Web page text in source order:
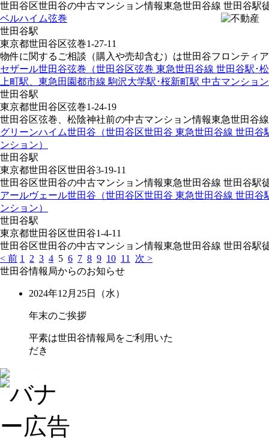
世田谷区世田谷の中古マンション情報東急世田谷線 世田谷駅
ベルハイム弦巻
世田谷駅
東京都世田谷区弦巻1-27-11
物件に関するご相談（購入や売却含む）は世田谷フロンティ
セザール世田谷弦巻（世田谷区弦巻 東急世田谷線 世田谷駅･
上町駅、東急田園都市線 駒沢大学駅･桜新町駅 中古マンショ
世田谷駅
東京都世田谷区弦巻1-24-19
世田谷区弦巻、松陰神社前の中古マンション情報東急世田谷
グリーンハイム世田谷（世田谷区世田谷 東急世田谷線 世田谷
ンション）
世田谷駅
東京都世田谷区世田谷3-19-11
世田谷区世田谷の中古マンション情報東急世田谷線 世田谷駅
アールヴェール世田谷（世田谷区世田谷 東急世田谷線 世田谷
ンション）
世田谷駅
東京都世田谷区世田谷1-4-11
世田谷区世田谷の中古マンション情報東急世田谷線 世田谷駅
< 前 1 2 3 4 5 6 7 8 9 10 11
次 >
世田谷情報局からのお知らせ